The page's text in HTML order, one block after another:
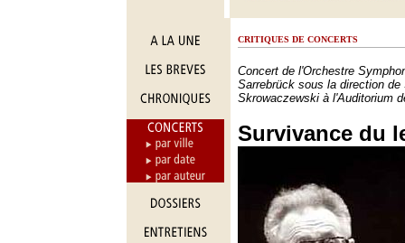
CRITIQUES DE CONCERTS
Concert de l'Orchestre
Sarrebrück sous la direction de
Skrowaczewski à l'Auditorium
Survivance du